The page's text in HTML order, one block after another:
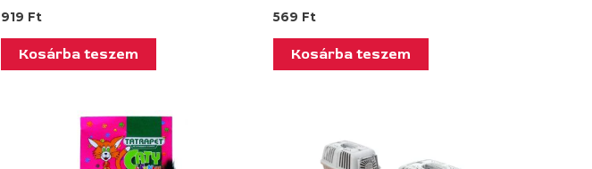
919 Ft
Kosárba teszem
569 Ft
Kosárba teszem